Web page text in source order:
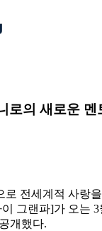
로의 새로운 멘
로 전세계적 사랑
그랜파]가 오는
개했다.